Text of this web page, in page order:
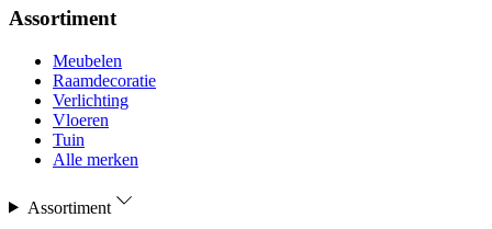
Assortiment
Meubelen
Raamdecoratie
Verlichting
Vloeren
Tuin
Alle merken
Assortiment